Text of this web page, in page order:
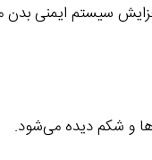
سیستم ایمنی
و شکم دیده می‌شود.